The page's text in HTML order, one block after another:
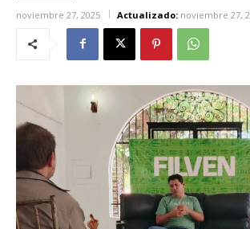
noviembre 27, 2025 Actualizado: noviembre 27,